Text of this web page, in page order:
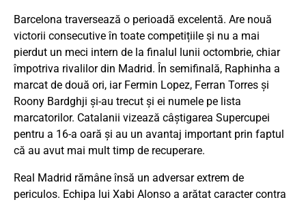
Barcelona traversează o perioadă excelentă. Are nouă
victorii consecutive în toate competițiile și nu a mai
pierdut un meci intern de la finalul lunii octombrie, chiar
împotriva rivalilor din Madrid. În semifinală, Raphinha a
marcat de două ori, iar Fermin Lopez, Ferran Torres și
Roony Bardghji și-au trecut și ei numele pe lista
marcatorilor. Catalanii vizează câștigarea Supercupei
pentru a 16-a oară și au un avantaj important prin faptul
că au avut mai mult timp de recuperare.
Real Madrid rămâne însă un adversar extrem de
periculos. Echipa lui Xabi Alonso a arătat caracter contra